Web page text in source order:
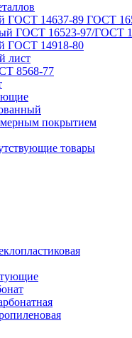
ГОСТ 14637-89 ГОСТ
ГОСТ 16523-97/ГОСТ
ГОСТ 14918-80
лист
8568-77
покрытием
товары